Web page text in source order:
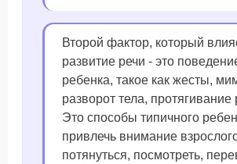
Второй фактор, который
развитие речи - это
ребенка, такое как жесты,
разворот тела, протягивание
Это способы типичного
привлечь внимание
потянуться, посмотреть,